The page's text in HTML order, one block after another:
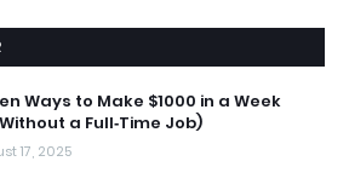
Ways to Make $1000 in a Week
a Full‑Time Job)
17, 2025